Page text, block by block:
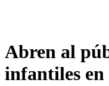
Abren al
infantiles